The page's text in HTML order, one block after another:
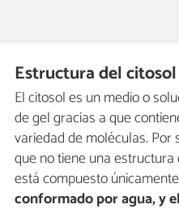
Estructura del citosol
El citosol es un medio o
de gel gracias a que
variedad de moléculas. Por
que no tiene una
está compuesto
conformado por agua, y